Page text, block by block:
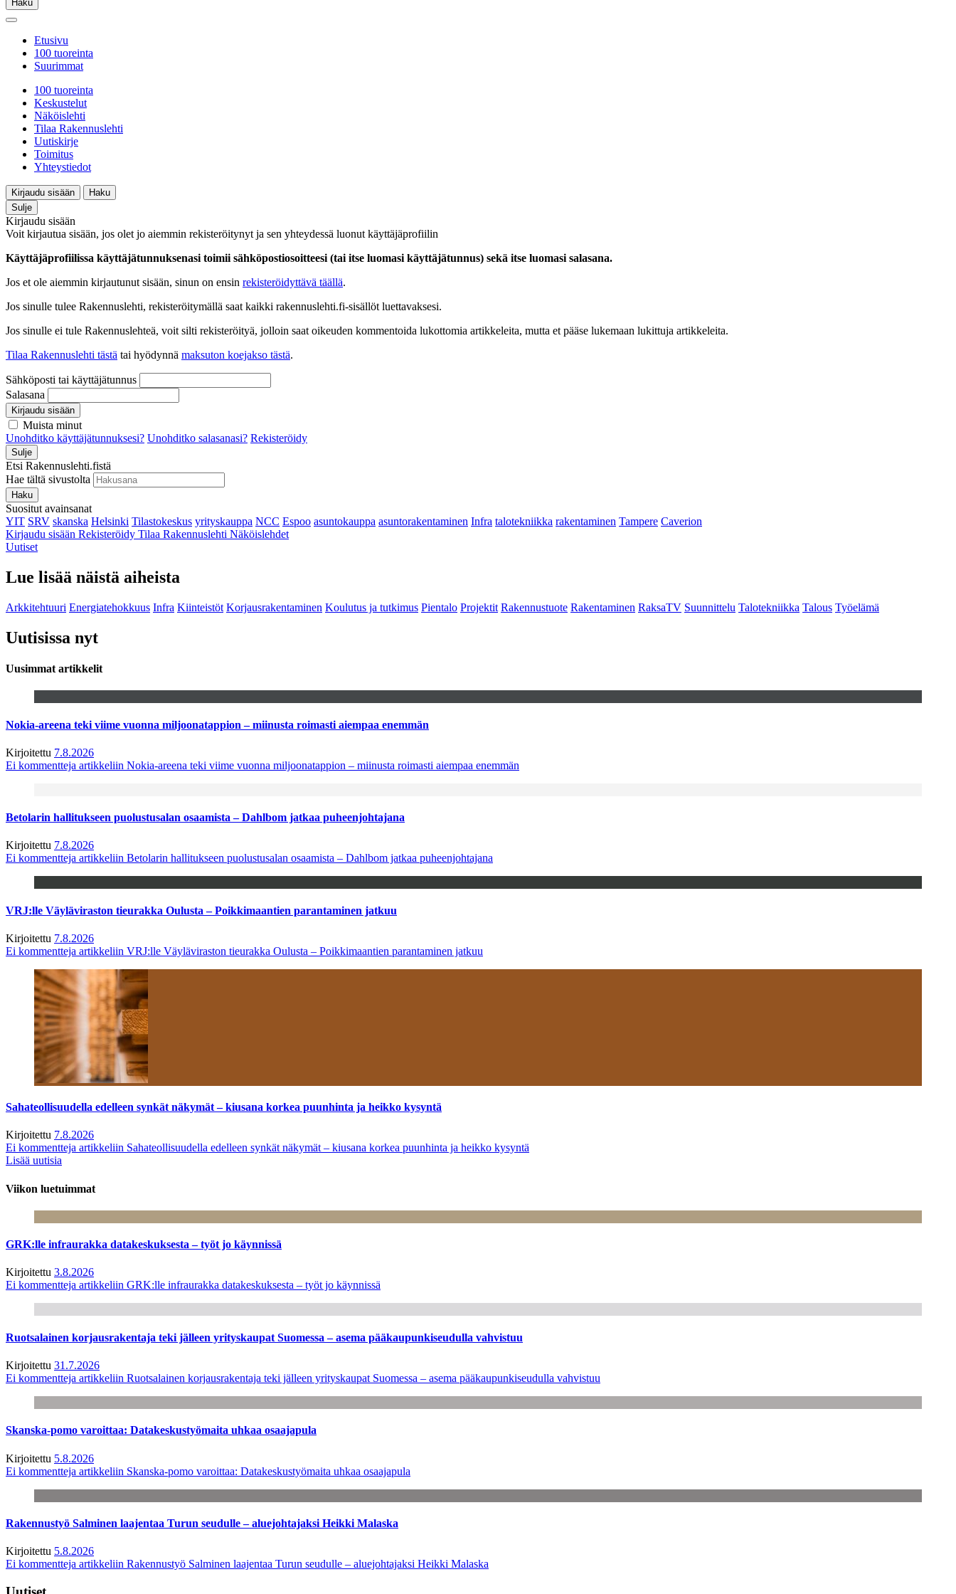
Haku
Etusivu
100 tuoreinta
Suurimmat
100 tuoreinta
Keskustelut
Näköislehti
Tilaa Rakennuslehti
Uutiskirje
Toimitus
Yhteystiedot
Kirjaudu sisään
Haku
Sulje
Kirjaudu sisään
Voit kirjautua sisään, jos olet jo aiemmin rekisteröitynyt ja sen yhteydessä luonut käyttäjäprofiilin
Käyttäjäprofiilissa käyttäjätunnuksenasi toimii sähköpostiosoitteesi (tai itse luomasi käyttäjätunnus) sekä itse luomasi salasana.
Jos et ole aiemmin kirjautunut sisään, sinun on ensin rekisteröidyttävä täällä.
Jos sinulle tulee Rakennuslehti, rekisteröitymällä saat kaikki rakennuslehti.fi-sisällöt luettavaksesi.
Jos sinulle ei tule Rakennuslehteä, voit silti rekisteröityä, jolloin saat oikeuden kommentoida lukottomia artikkeleita, mutta et pääse lukemaan lukittuja artikkeleita.
Tilaa Rakennuslehti tästä tai hyödynnä maksuton koejakso tästä.
Sähköposti tai käyttäjätunnus
Salasana
Kirjaudu sisään
Muista minut
Unohditko käyttäjätunnuksesi? Unohditko salasanasi? Rekisteröidy
Sulje
Etsi Rakennuslehti.fistä
Hae tältä sivustolta
Haku
Suositut avainsanat
YIT SRV skanska Helsinki Tilastokeskus yrityskauppa NCC Espoo asuntokauppa asuntorakentaminen Infra talotekniikka rakentaminen Tampere Caverion
Kirjaudu sisään Rekisteröidy Tilaa Rakennuslehti Näköislehdet
Uutiset
Lue lisää näistä aiheista
Arkkitehtuuri Energiatehokkuus Infra Kiinteistöt Korjausrakentaminen Koulutus ja tutkimus Pientalo Projektit Rakennustuote Rakentaminen RaksaTV Suunnittelu Talotekniikka Talous Työelämä
Uutisissa nyt
Uusimmat artikkelit
Nokia-areena teki viime vuonna miljoonatappion – miinusta roimasti aiempaa enemmän
Kirjoitettu 7.8.2026
Ei kommentteja artikkeliin Nokia-areena teki viime vuonna miljoonatappion – miinusta roimasti aiempaa enemmän
Betolarin hallitukseen puolustusalan osaamista – Dahlbom jatkaa puheenjohtajana
Kirjoitettu 7.8.2026
Ei kommentteja artikkeliin Betolarin hallitukseen puolustusalan osaamista – Dahlbom jatkaa puheenjohtajana
VRJ:lle Väyläviraston tieurakka Oulusta – Poikkimaantien parantaminen jatkuu
Kirjoitettu 7.8.2026
Ei kommentteja artikkeliin VRJ:lle Väyläviraston tieurakka Oulusta – Poikkimaantien parantaminen jatkuu
Sahateollisuudella edelleen synkät näkymät – kiusana korkea puunhinta ja heikko kysyntä
Kirjoitettu 7.8.2026
Ei kommentteja artikkeliin Sahateollisuudella edelleen synkät näkymät – kiusana korkea puunhinta ja heikko kysyntä
Lisää uutisia
Viikon luetuimmat
GRK:lle infraurakka datakeskuksesta – työt jo käynnissä
Kirjoitettu 3.8.2026
Ei kommentteja artikkeliin GRK:lle infraurakka datakeskuksesta – työt jo käynnissä
Ruotsalainen korjausrakentaja teki jälleen yrityskaupat Suomessa – asema pääkaupunkiseudulla vahvistuu
Kirjoitettu 31.7.2026
Ei kommentteja artikkeliin Ruotsalainen korjausrakentaja teki jälleen yrityskaupat Suomessa – asema pääkaupunkiseudulla vahvistuu
Skanska-pomo varoittaa: Datakeskustyömaita uhkaa osaajapula
Kirjoitettu 5.8.2026
Ei kommentteja artikkeliin Skanska-pomo varoittaa: Datakeskustyömaita uhkaa osaajapula
Rakennustyö Salminen laajentaa Turun seudulle – aluejohtajaksi Heikki Malaska
Kirjoitettu 5.8.2026
Ei kommentteja artikkeliin Rakennustyö Salminen laajentaa Turun seudulle – aluejohtajaksi Heikki Malaska